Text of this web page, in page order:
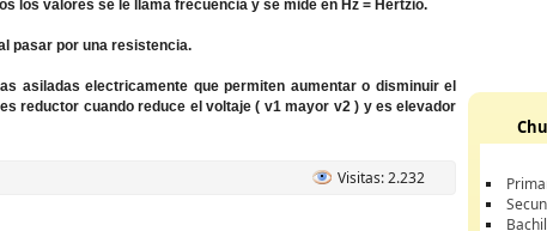
los valores se le llama frecuencia y se mide en Hz = Hertzio.
pasar por una resistencia.
asiladas electricamente que permiten aumentar o disminuir el
reductor cuando reduce el voltaje ( v1 mayor v2 ) y es elevador
Visitas: 2.232